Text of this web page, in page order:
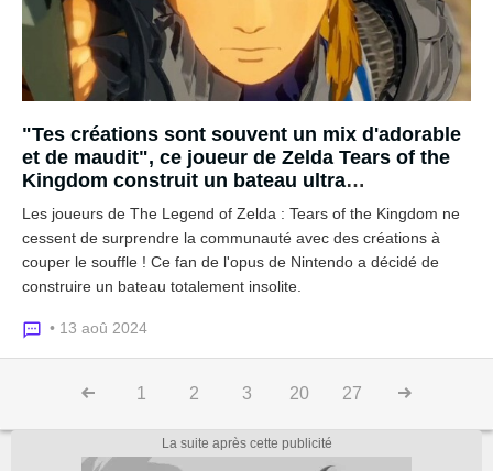
"Tes créations sont souvent un mix d'adorable
et de maudit", ce joueur de Zelda Tears of the
Kingdom construit un bateau ultra
impressionnant en forme de... canard
Les joueurs de The Legend of Zelda : Tears of the Kingdom ne
cessent de surprendre la communauté avec des créations à
couper le souffle ! Ce fan de l'opus de Nintendo a décidé de
construire un bateau totalement insolite.
• 13 aoû 2024
1 2 3 20 27